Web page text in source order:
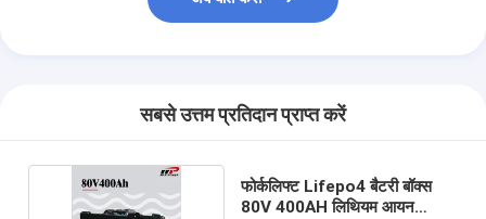
ली Socl2 बैटरी
सबसे उत्तम प्रतिदान प्राप्त करें
फोर्कलिफ्ट Lifepo4 बैटरी बॉक्स
80V 400AH लिथियम आयन